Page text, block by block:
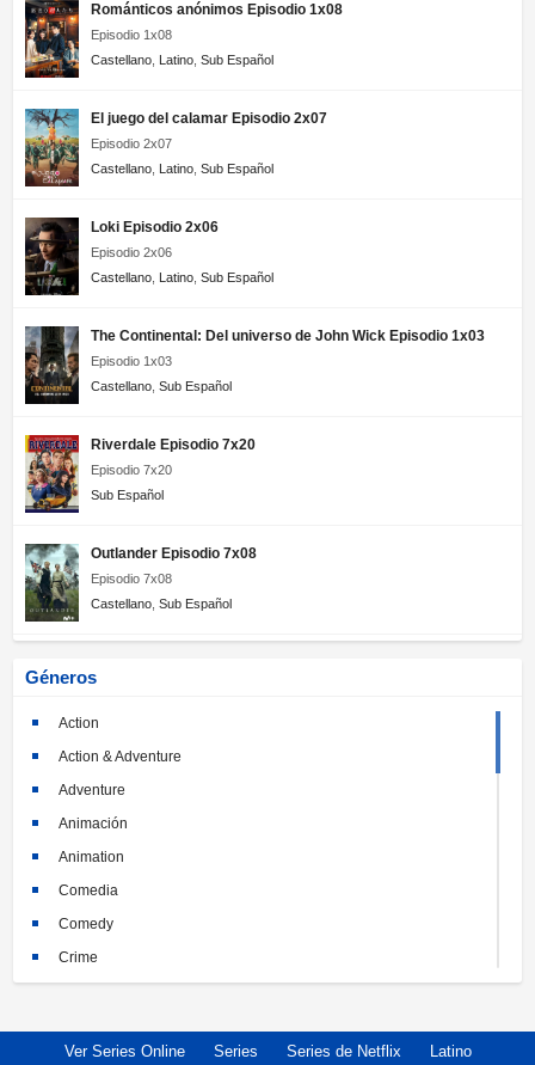
Románticos anónimos Episodio 1x08
Episodio 1x08
Castellano Latino Sub Español
El juego del calamar Episodio 2x07
Episodio 2x07
Castellano Latino Sub Español
Loki Episodio 2x06
Episodio 2x06
Castellano Latino Sub Español
The Continental: Del universo de John Wick Episodio 1x03
Episodio 1x03
Castellano Sub Español
Riverdale Episodio 7x20
Episodio 7x20
Sub Español
Outlander Episodio 7x08
Episodio 7x08
Castellano Sub Español
Géneros
Action
Action & Adventure
Adventure
Animación
Animation
Comedia
Comedy
Crime
Documentary
Ver Series Online Series Series de Netflix Latino